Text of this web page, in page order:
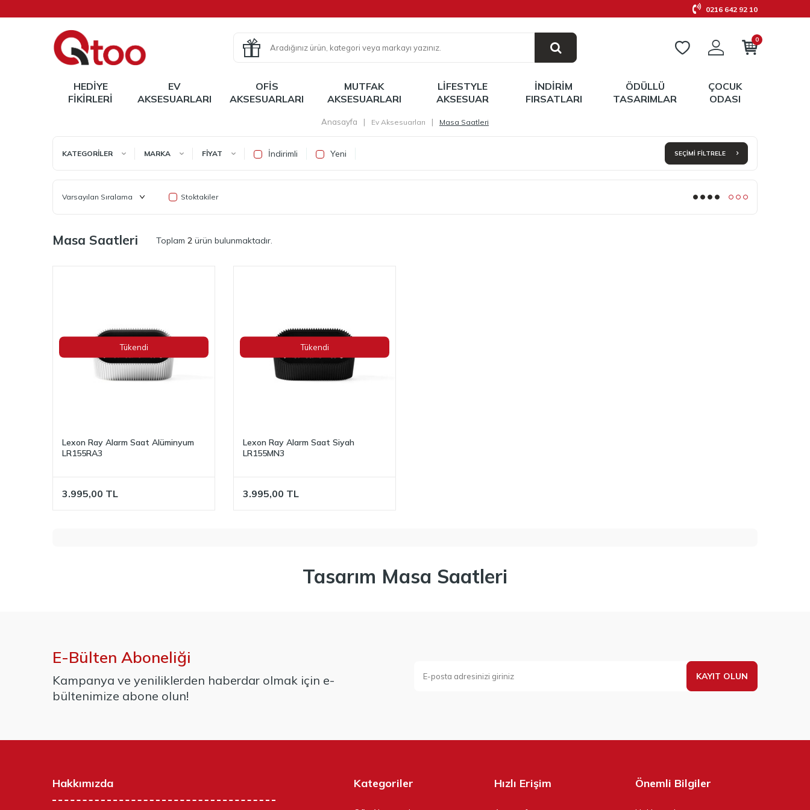
0216 642 92 10
0
HEDIYE
FIKIRLERI
EV
AKSESUARLARI
OFIS
AKSESUARLARI
MUTFAK
AKSESUARLARI
LIFESTYLE
AKSESUAR
İNDIRIM
FIRSATLARI
ÖDÜLLÜ
TASARIMLAR
ÇOCUK
ODASI
Anasayfa | Ev Aksesuarları | Masa Saatleri
KATEGORILER MARKA FIYAT İndirimli Yeni SEÇIMI FILTRELE
Stoktakiler
Masa Saatleri Toplam 2 ürün bulunmaktadır.
Tükendi
Lexon Ray Alarm Saat Alüminyum
LR155RA3
3.995,00 TL
Tükendi
Lexon Ray Alarm Saat Siyah
LR155MN3
3.995,00 TL
Tasarım Masa Saatleri
E-Bülten Aboneliği
Kampanya ve yeniliklerden haberdar olmak için e-
bültenimize abone olun!
KAYIT OLUN
Hakkımızda Kategoriler Hızlı Erişim Önemli Bilgiler